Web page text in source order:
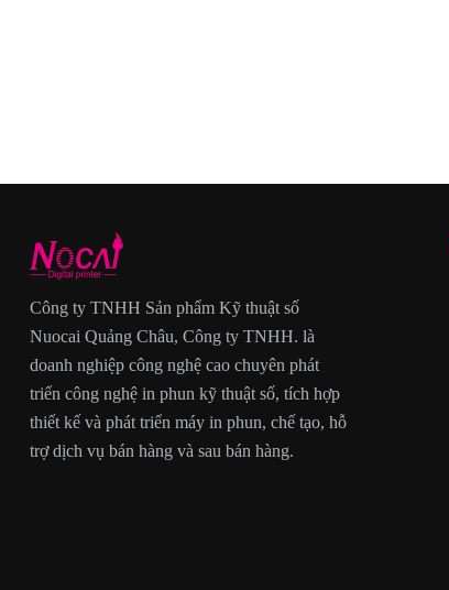
Công ty TNHH Sản phẩm Kỹ thuật số
Nuocai Quảng Châu, Công ty TNHH. là
doanh nghiệp công nghệ cao chuyên phát
triển công nghệ in phun kỹ thuật số, tích hợp
thiết kế và phát triển máy in phun, chế tạo, hỗ
trợ dịch vụ bán hàng và sau bán hàng.